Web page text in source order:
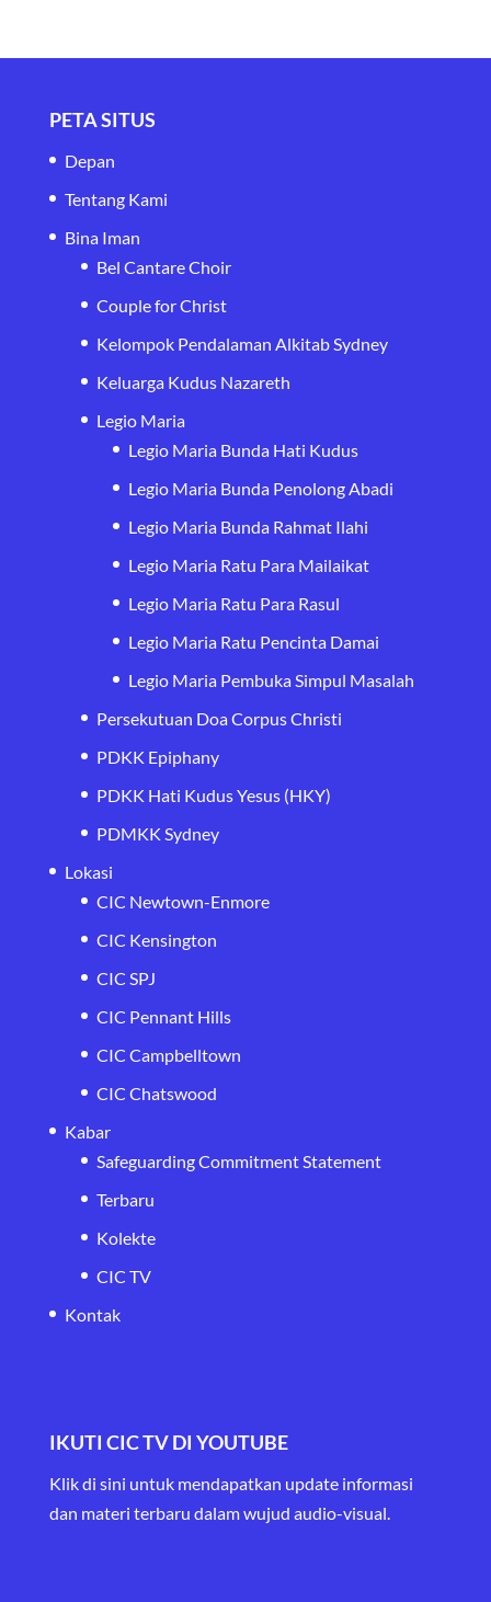
PETA SITUS
Depan
Tentang Kami
Bina Iman
Bel Cantare Choir
Couple for Christ
Kelompok Pendalaman Alkitab Sydney
Keluarga Kudus Nazareth
Legio Maria
Legio Maria Bunda Hati Kudus
Legio Maria Bunda Penolong Abadi
Legio Maria Bunda Rahmat Ilahi
Legio Maria Ratu Para Mailaikat
Legio Maria Ratu Para Rasul
Legio Maria Ratu Pencinta Damai
Legio Maria Pembuka Simpul Masalah
Persekutuan Doa Corpus Christi
PDKK Epiphany
PDKK Hati Kudus Yesus (HKY)
PDMKK Sydney
Lokasi
CIC Newtown-Enmore
CIC Kensington
CIC SPJ
CIC Pennant Hills
CIC Campbelltown
CIC Chatswood
Kabar
Safeguarding Commitment Statement
Terbaru
Kolekte
CIC TV
Kontak
IKUTI CIC TV DI YOUTUBE
Klik di sini untuk mendapatkan update informasi
dan materi terbaru dalam wujud audio-visual.